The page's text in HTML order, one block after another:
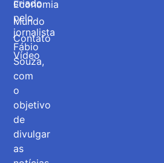
criado
pelo
jornalista
Fábio
Souza,
com
o
objetivo
de
divulgar
as
Economia
Mundo
Contato
Vídeo